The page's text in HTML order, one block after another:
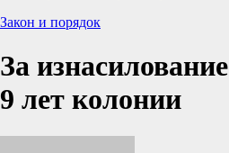
Закон и порядок
За
9 лет колонии